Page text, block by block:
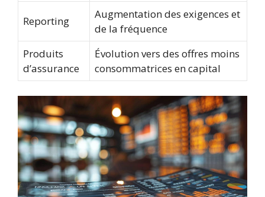
Reporting
Augmentation des exigences et
de la fréquence
Produits
d’assurance
Évolution vers des offres moins
consommatrices en capital